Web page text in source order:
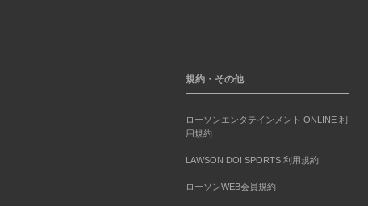
規約・その他
ローソンエンタテインメント ONLINE 利
用規約
LAWSON DO! SPORTS 利用規約
ローソンWEB会員規約